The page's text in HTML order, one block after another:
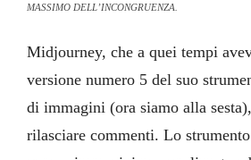
MASSIMO DELL’INCONGRUENZA.
Midjourney, che a quei tempi
versione numero 5 del suo
di immagini (ora siamo alla
rilasciare commenti. Lo